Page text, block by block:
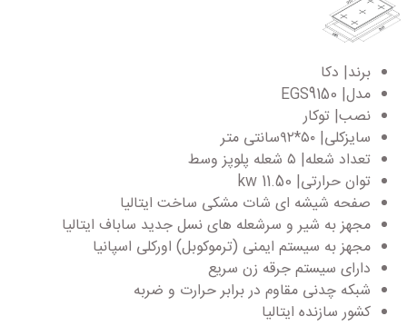
برند| دکا
مدل| EGS9150
نصب| توکار
سایزکلی| ۵۰*۹۲سانتی متر
تعداد شعله| ۵ شعله پلوپز وسط
توان حرارتی| 11.50 kw
صفحه شیشه ای شات مشکی ساخت ایتالیا
مجهز به شیر و سرشعله های نسل جدید ساباف ایتالیا
مجهز به سیستم ایمنی (ترموکوبل) اورکلی اسپانیا
دارای سیستم جرقه زن سریع
شبکه چدنی مقاوم در برابر حرارت و ضربه
کشور سازنده ایتالیا